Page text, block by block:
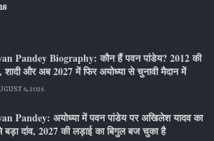
Pandey Biography: कौन हैं पवन पांडेय? 2012 की
शादी और अब 2027 में फिर अयोध्या से चुनावी मैदान में
6, 2026
Pandey: अयोध्या में पवन पांडेय पर अखिलेश यादव का
दांव, 2027 की लड़ाई का बिगुल बज चुका है